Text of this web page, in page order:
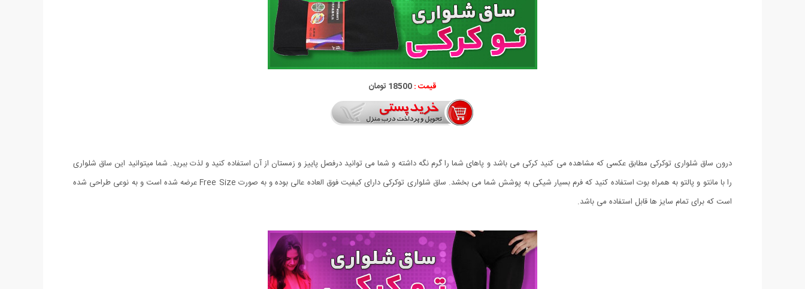
قیمت :18500 تومان
درون ساق شلواری توکرکی مطابق عکسی که مشاهده می کنید کرکی می باشد و پاهای شما را گرم نگه داشته و شما می توانید درفصل پاییز و زمستان از آن استفاده کنید و لذت ببرید. شما میتوانید این ساق شلواری
را با مانتو و پالتو به همراه بوت استفاده کنید که فرم بسیار شیکی به پوشش شما می بخشد. ساق شلواری توکرکی دارای کیفیت فوق العاده عالی بوده و به صورت Free Size عرضه شده است و به نوعی طراحی شده
است که برای تمام سایز ها قابل استفاده می باشد.